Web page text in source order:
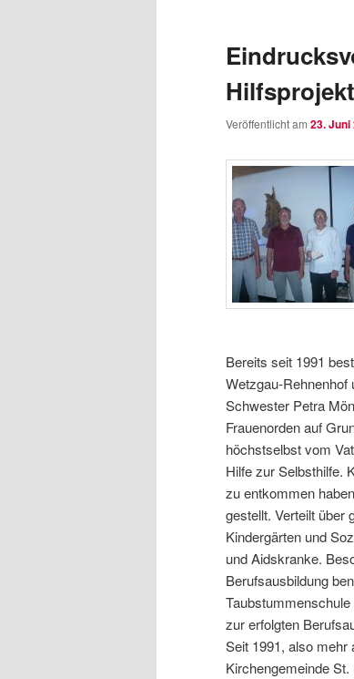
wechseln
Veröffentlicht am 23. Juni
Bereits seit 1991
Wetzgau-Rehnenhof
Schwester Petra
Frauenorden auf
höchstselbst vom
Hilfe zur Selbsthilfe.
zu entkommen
gestellt. Verteilt über
Kindergärten und
und Aidskranke.
Berufsausbildung
Taubstummenschule
zur erfolgten
Seit 1991, also
Kirchengemeinde